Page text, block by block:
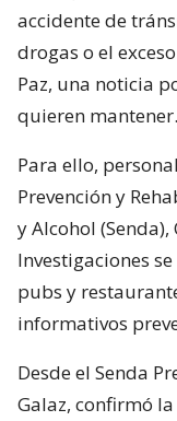
accidente de
drogas o el
Paz, una noticia
quieren mantener.
Para ello,
Prevención y
y Alcohol
Investigaciones
pubs y
informativos
Desde el Senda
Galaz, confirmó